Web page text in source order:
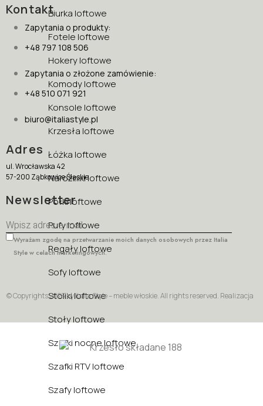
Biurka loftowe
Fotele loftowe
Hokery loftowe
Komody loftowe
Konsole loftowe
Krzesła loftowe
Łóżka loftowe
Narożniki loftowe
Półki loftowe
Pufy loftowe
Regały loftowe
Sofy loftowe
Stoliki loftowe
Stoły loftowe
Szafki nocne loftowe
Szafki RTV loftowe
Szafy loftowe
Kontakt
Zapytania o produkty:
+48 797 108 506
Zapytania o złożone zamówienie:
+48 510 071 921
biuro@italiastyle.pl
Adres
ul. Wrocławska 42
57-200 Ząbkowice Śląskie
Newsletter
Wyrażam zgodę na przetwarzanie moich danych osobowych przez Italia
Style w celach marketingowych.
© Copyrights 2023 by Italia Style – meble włoskie. All rights reserved. Realizacja